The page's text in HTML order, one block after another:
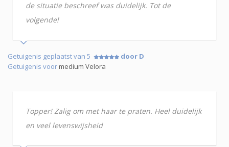
de situatie beschreef was duidelijk. Tot de
volgende!
Getuigenis geplaatst van 5
door D
Getuigenis voormedium Velora
Topper! Zalig om met haar te praten. Heel duidelijk
en veel levenswijsheid